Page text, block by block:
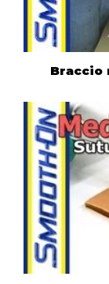
Braccio